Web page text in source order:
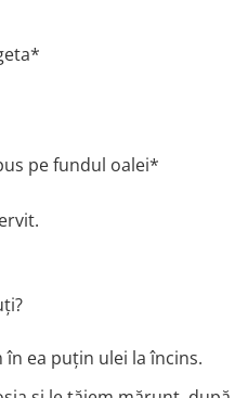
pe fundul oalei*
ea puțin ulei la încins.